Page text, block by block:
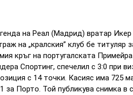
на Реал (Мадрид) вратар
на „кралския” клуб бе титуляр
кръг на португалската
Спортинг, спечелил с 3:0 при
с 14 точки. Касияс има 725
за Порто. Той публикува снимка в